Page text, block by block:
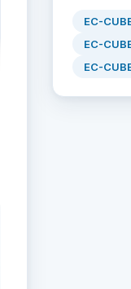
EC-
EC-
EC-